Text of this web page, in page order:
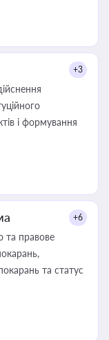
+3
і формування
+6
та правове
та статус